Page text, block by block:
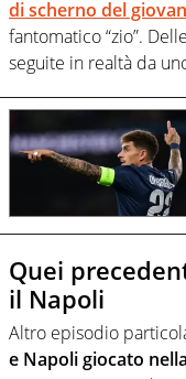
di scherno del
fantomatico “zio”.
seguite in realtà da
Quei
il Napoli
Altro episodio
e Napoli giocato